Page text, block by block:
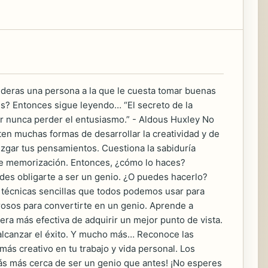
una persona a la que le cuesta tomar buenas
Entonces sigue leyendo… “El secreto de la
perder el entusiasmo.” - Aldous Huxley No
muchas formas de desarrollar la creatividad y de
tus pensamientos. Cuestiona la sabiduría
Entonces, ¿cómo lo haces?
obligarte a ser un genio. ¿O puedes hacerlo?
sencillas que todos podemos usar para
para convertirte en un genio. Aprende a
más efectiva de adquirir un mejor punto de vista.
el éxito. Y mucho más… Reconoce las
creativo en tu trabajo y vida personal. Los
más cerca de ser un genio que antes! ¡No esperes